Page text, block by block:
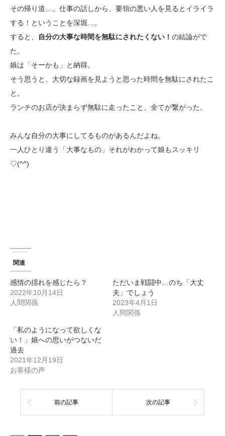
その帰り道…。仕事の話しから、要領の悪い人を見るとイライラ
する！ということを深堀…。
すると、
自分の大事な時間を無駄にされたくない！ の結論がで
た。
娘は「そーかも」と納得。
そう思うと、大切な録画を見ようと思った時間を無駄にされたこ
と。
ランチのお店が決まらず無駄に走ったこと、全てが繋がった。
みんな自分の大事にしてるものがあるんだよね。
一人ひとり違う「大事なもの」それがわかって娘もスッキリ
♡(^^)
関連
感情の揺れを感じたら？
2022年10月14日
人間関係
ただいま戦闘中…のち「大丈
夫」でしょう
2023年4月1日
人間関係
「私のようになって欲しくな
い！」娘への思いがつないだ
過去
2021年12月19日
お客様の声
前の記事 次の記事